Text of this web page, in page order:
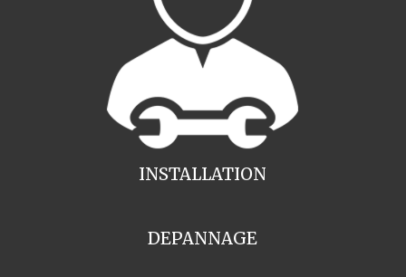
INSTALLATION
DEPANNAGE